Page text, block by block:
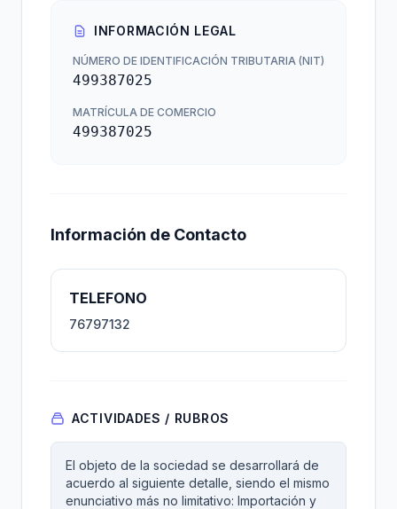
INFORMACIÓN LEGAL
NÚMERO DE IDENTIFICACIÓN TRIBUTARIA (NIT)
499387025
MATRÍCULA DE COMERCIO
499387025
Información de Contacto
TELEFONO
76797132
ACTIVIDADES / RUBROS
El objeto de la sociedad se desarrollará de
acuerdo al siguiente detalle, siendo el mismo
enunciativo más no limitativo: Importación y